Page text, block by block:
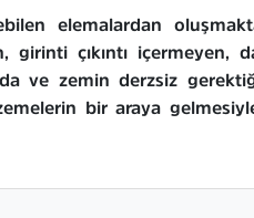
elemalardan
çıkıntı içermeyen,
ve zemin derzsiz
bir araya gelmesiyle